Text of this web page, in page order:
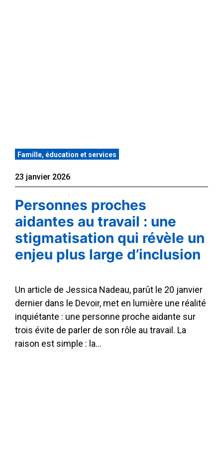
Famille, éducation et services
23 janvier 2026
Personnes proches
aidantes au travail : une
stigmatisation qui révèle un
enjeu plus large d’inclusion
Un article de Jessica Nadeau, parût le 20 janvier
dernier dans le Devoir, met en lumière une réalité
inquiétante : une personne proche aidante sur
trois évite de parler de son rôle au travail. La
raison est simple : la…